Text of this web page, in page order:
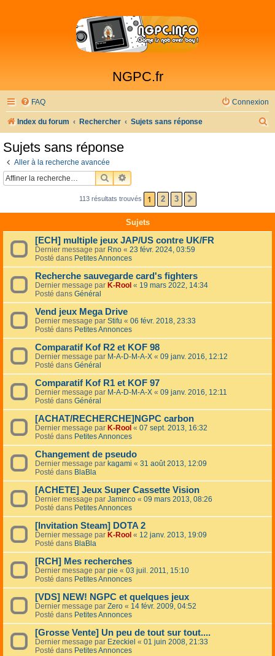
NGPC.fr
FAQ Connexion
Index du forum Rechercher Sujets sans réponse
h
r
Sujets sans réponse
Aller à la recherche avancée
RECHERCHER
RECHERCHE AVANCÉE
113 résultats trouvés 1 2 3
Sujets
[ECH] multiple jeux JAP/US contre UK/FR
Dernier message par Rno « 23 févr. 2024, 03:59
Posté dans Petites Annonces
Recherche sauvegarde card's fighters
Dernier message par K-Rool « 19 mars 2022, 14:34
Posté dans Général
Vend jeux Mega Drive
Dernier message par Stifu « 06 févr. 2018, 23:33
Posté dans Petites Annonces
Comparatif Kof R2 et KOF 98
Dernier message par M-A-D-M-A-X « 09 janv. 2016, 12:12
Posté dans Général
Comparatif Kof R1 et KOF 97
Dernier message par M-A-D-M-A-X « 09 janv. 2016, 12:11
Posté dans Général
[ACHAT/RECHERCHE]NGPC carbon
Dernier message par K-Rool « 07 sept. 2013, 16:32
Posté dans Petites Annonces
Changement de pseudo
Dernier message par kagami « 31 août 2013, 12:09
Posté dans BlaBla
[ACHETE] Jeux Super Cassette Vision
Dernier message par Jaminco « 09 mars 2013, 08:26
Posté dans Petites Annonces
[Invitation Steam] DOTA 2
Dernier message par K-Rool « 12 janv. 2013, 19:09
Posté dans BlaBla
[RCH] Mes recherches
Dernier message par pie « 03 juil. 2011, 15:10
Posté dans Petites Annonces
[VDS] NEW! NGPC et quelques jeux
Dernier message par Zero « 14 févr. 2009, 04:52
Posté dans Petites Annonces
[Grosse Vente] Un peu de tout sur tout....
Dernier message par Ezeckiel « 01 juin 2008, 21:33
Posté dans Petites Annonces